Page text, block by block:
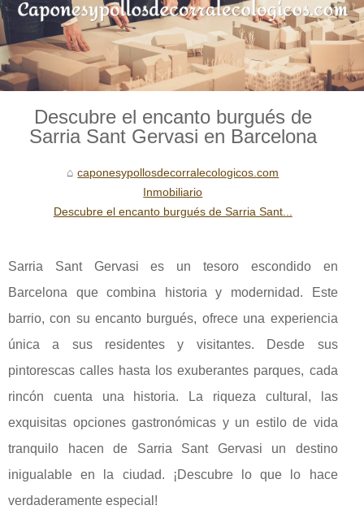
Descubre el encanto burgués de
Sarria Sant Gervasi en Barcelona
caponesypollosdecorralecologicos.com
Inmobiliario
Descubre el encanto burgués de Sarria Sant...
Sarria Sant Gervasi es un tesoro escondido en
Barcelona que combina historia y modernidad. Este
barrio, con su encanto burgués, ofrece una experiencia
única a sus residentes y visitantes. Desde sus
pintorescas calles hasta los exuberantes parques, cada
rincón cuenta una historia. La riqueza cultural, las
exquisitas opciones gastronómicas y un estilo de vida
tranquilo hacen de Sarria Sant Gervasi un destino
inigualable en la ciudad. ¡Descubre lo que lo hace
verdaderamente especial!